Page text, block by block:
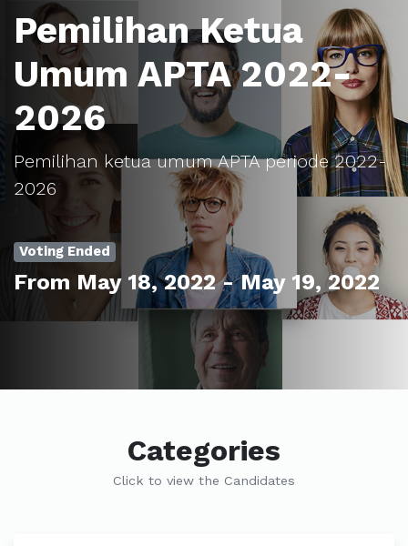
Pemilihan Ketua
Umum APTA 2022-
2026
Pemilihan ketua umum APTA periode 2022-
2026
Voting Ended
From May 18, 2022 - May 19, 2022
Categories
Click to view the Candidates